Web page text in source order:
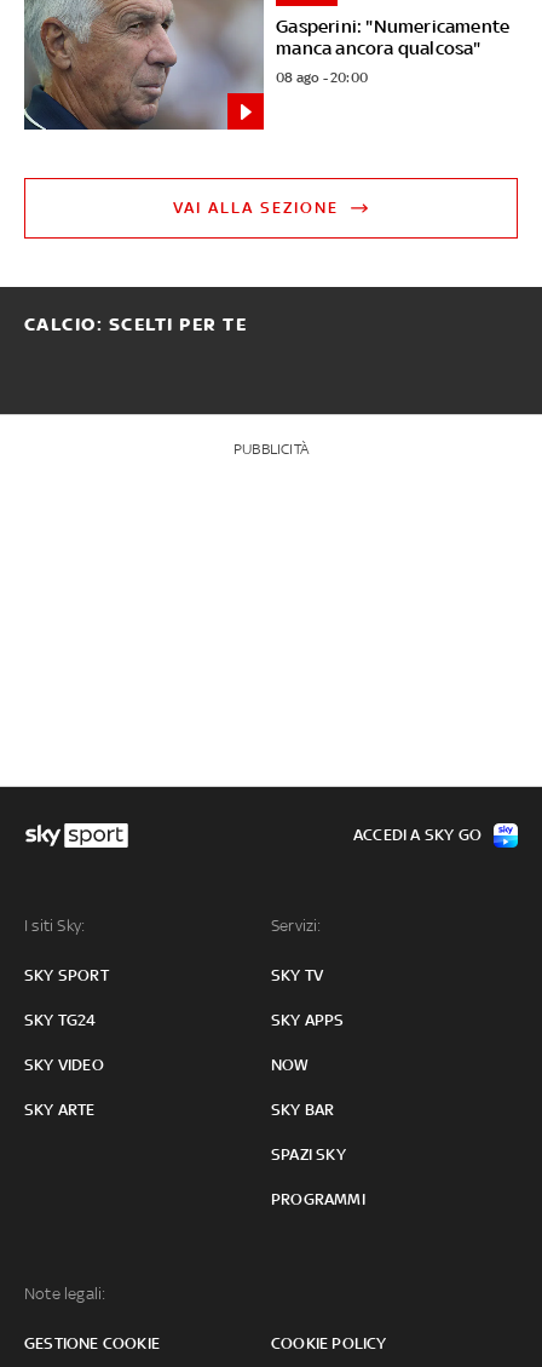
Gasperini: "Numericamente
manca ancora qualcosa"
08 ago - 20:00
VAI ALLA SEZIONE
CALCIO: SCELTI PER TE
PUBBLICITÀ
I siti Sky:
SKY SPORT
SKY TG24
SKY VIDEO
SKY ARTE
Servizi:
SKY TV
SKY APPS
NOW
SKY BAR
SPAZI SKY
PROGRAMMI
Note legali:
GESTIONE COOKIE COOKIE POLICY
ACCEDI A SKY GO